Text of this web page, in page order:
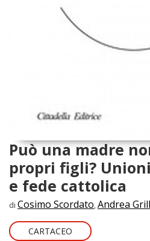
Può una madre
propri figli?
e fede cattolica
di Cosimo Scordato, Andrea
CARTACEO